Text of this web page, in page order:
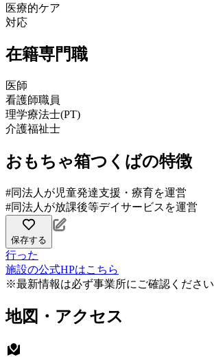
医療的ケア
対応
在籍専門職
医師
看護師職員
理学療法士(PT)
介護福祉士
おもちゃ箱つくばの特徴
#同法人が児童発達支援・療育を運営
#同法人が放課後等デイサービスを運営
保存する
行った
施設の公式HPはこちら
※最新情報は必ず事業所にご確認ください
地図・アクセス